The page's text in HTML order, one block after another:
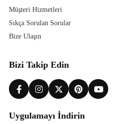
Müşteri Hizmetleri
Sıkça Sorulan Sorular
Bize Ulaşın
Bizi Takip Edin
Uygulamayı İndirin